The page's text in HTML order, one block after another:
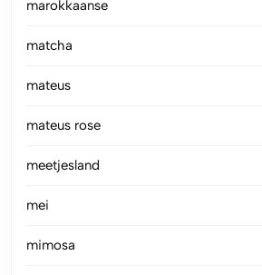
marokkaanse
matcha
mateus
mateus rose
meetjesland
mei
mimosa